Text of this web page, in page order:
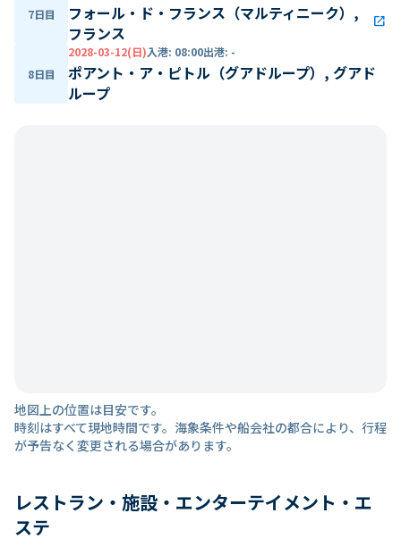
7日目
フォール・ド・フランス（マルティニーク）,
フランス
open_in_new
8日目
2028-03-12(日)入港: 08:00出港: -
ポアント・ア・ピトル（グアドループ）, グアド
ループ
地図上の位置は目安です。
時刻はすべて現地時間です。海象条件や船会社の都合により、行程
が予告なく変更される場合があります。
レストラン・施設・エンターテイメント・エ
ステ